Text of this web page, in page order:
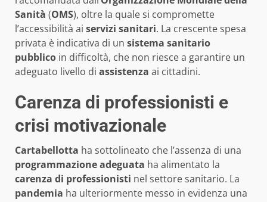
Sanità (OMS), oltre la quale si compromette
l’accessibilità ai servizi sanitari. La crescente spesa
privata è indicativa di un sistema sanitario
pubblico in difficoltà, che non riesce a garantire un
adeguato livello di assistenza ai cittadini.
Carenza di professionisti e
crisi motivazionale
Cartabellotta ha sottolineato che l’assenza di una
programmazione adeguata ha alimentato la
carenza di professionisti nel settore sanitario. La
pandemia ha ulteriormente messo in evidenza una